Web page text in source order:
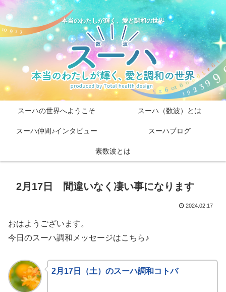
本当のわたしが輝く、愛と調和の世界
スーハの世界へようこそ スーハ（数波）とは
スーハ仲間♪インタビュー スーハブログ
素数波とは
2月17日 間違いなく凄い事になります
2024.02.17
おはようございます。
今日のスーハ調和メッセージはこちら♪
2月17日（土）のスーハ調和コトバ